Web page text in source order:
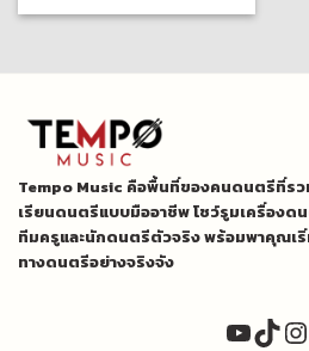
Tempo Music คือพื้นที่ของคนดนตรีที่รว
เรียนดนตรีแบบมืออาชีพ โชว์รูมเครื่องด
ทีมครูและนักดนตรีตัวจริง พร้อมพาคุณเริ่
ทางดนตรีอย่างจริงจัง